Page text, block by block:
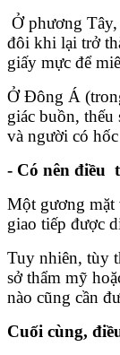
Ở phương
đôi khi lại trở
giấy mực để
Ở Đông Á
giác buồn,
và người có
- Có nên điều
Một gương mặt
giao tiếp được
Tuy nhiên, tùy
sở thẩm mỹ
nào cũng cần
Cuối cùng,